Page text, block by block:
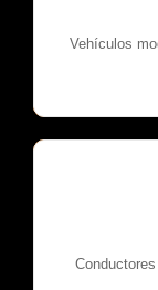
Vehículos